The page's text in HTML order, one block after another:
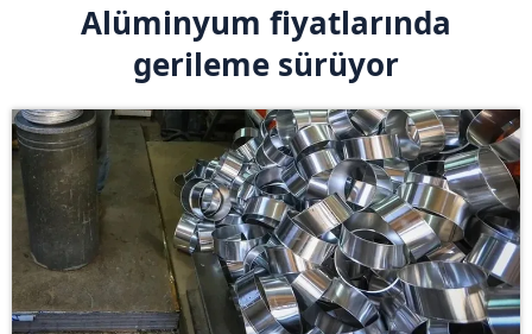
Alüminyum fiyatlarında
gerileme sürüyor